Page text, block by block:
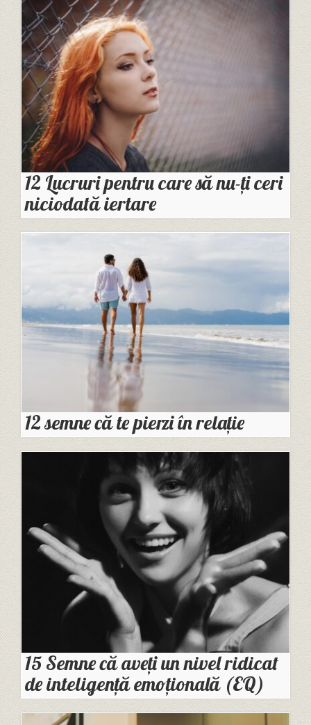
12 Lucruri pentru care să nu-ți ceri
niciodată iertare
12 semne că te pierzi în relație
15 Semne că aveți un nivel ridicat
de inteligență emoțională (EQ)